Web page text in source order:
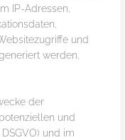
IP-Adressen,
und
werden,
der
und
und im